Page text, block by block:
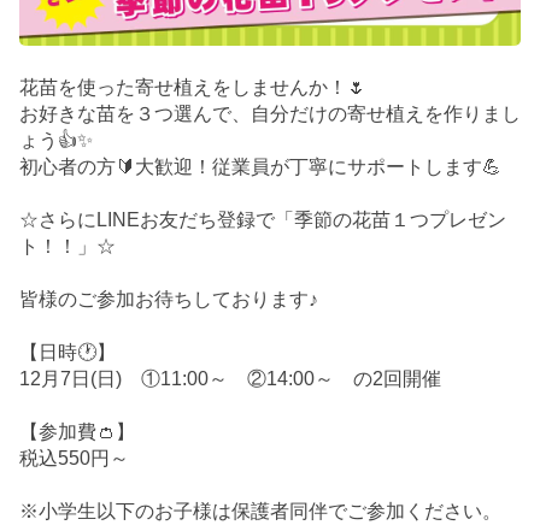
花苗を使った寄せ植えをしませんか！🌷
お好きな苗を３つ選んで、自分だけの寄せ植えを作りまし
ょう👍✨
初心者の方🔰大歓迎！従業員が丁寧にサポートします💪
☆さらにLINEお友だち登録で「季節の花苗１つプレゼン
ト！！」☆
皆様のご参加お待ちしております♪
【日時🕐】
12月7日(日) ①11:00～ ②14:00～ の2回開催
【参加費👛】
税込550円～
※小学生以下のお子様は保護者同伴でご参加ください。